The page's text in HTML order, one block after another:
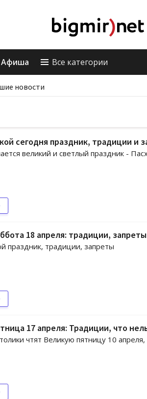
Афиша Все категории
новости
сегодня праздник, традиции и
великий и светлый праздник -
18 апреля: традиции, запреты
праздник, традиции, запреты
17 апреля: Традиции, что
чтят Великую пятницу 10